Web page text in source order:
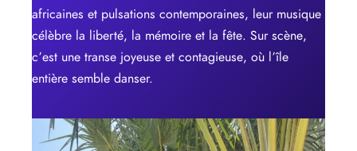
africaines et pulsations contemporaines, leur musique
célèbre la liberté, la mémoire et la fête. Sur scène,
c’est une transe joyeuse et contagieuse, où l’île
entière semble danser.